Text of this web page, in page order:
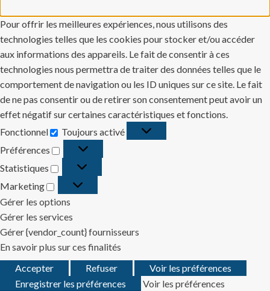
Pour offrir les meilleures expériences, nous utilisons des
technologies telles que les cookies pour stocker et/ou accéder
aux informations des appareils. Le fait de consentir à ces
technologies nous permettra de traiter des données telles que le
comportement de navigation ou les ID uniques sur ce site. Le fait
de ne pas consentir ou de retirer son consentement peut avoir un
effet négatif sur certaines caractéristiques et fonctions.
Fonctionnel
Fonctionnel
Toujours activé
Préférences
Préférences
Statistiques
Statistiques
Marketing
Marketing
Gérer les options
Gérer les services
Gérer {vendor_count} fournisseurs
En savoir plus sur ces finalités
Accepter
Refuser
Voir les préférences
Enregistrer les préférences
Voir les préférences